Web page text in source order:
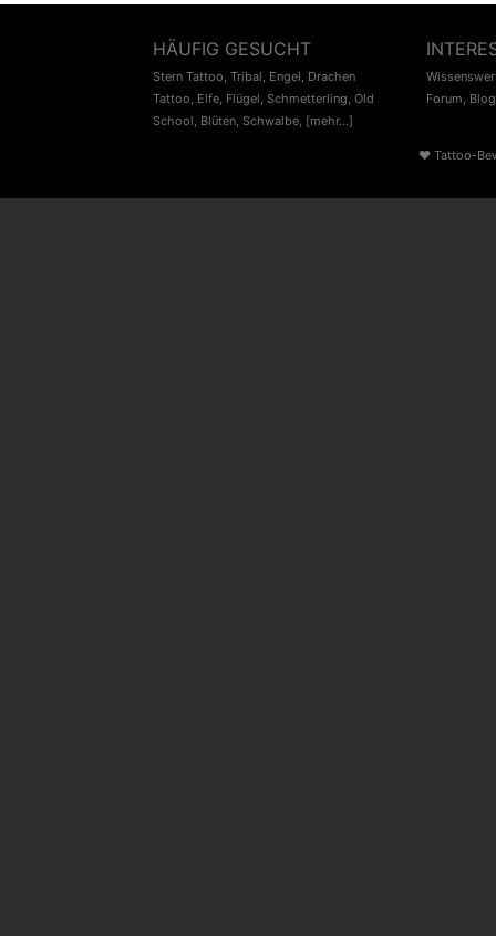
HÄUFIG GESUCHT
Stern Tattoo, Tribal, Engel, Drachen
Tattoo, Elfe, Flügel, Schmetterling, Old
School, Blüten, Schwalbe, [mehr...]
Forum, Blog
♥ Tattoo-